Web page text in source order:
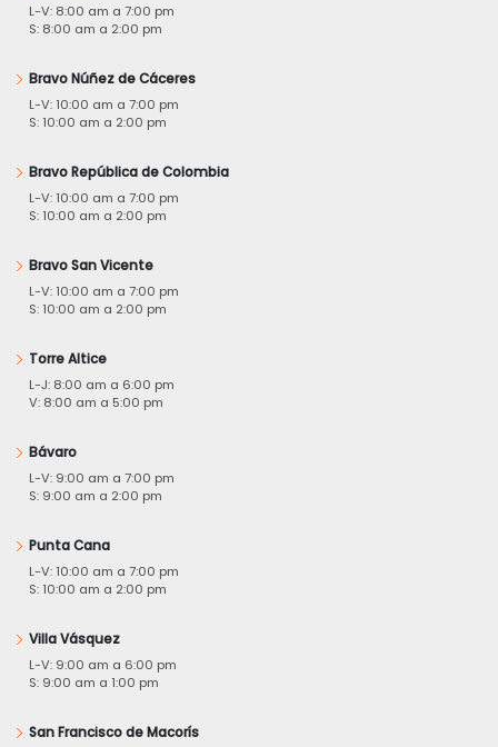
L-V: 8:00 am a 7:00 pm
S: 8:00 am a 2:00 pm
Bravo Núñez de Cáceres
L-V: 10:00 am a 7:00 pm
S: 10:00 am a 2:00 pm
Bravo República de Colombia
L-V: 10:00 am a 7:00 pm
S: 10:00 am a 2:00 pm
Bravo San Vicente
L-V: 10:00 am a 7:00 pm
S: 10:00 am a 2:00 pm
Torre Altice
L-J: 8:00 am a 6:00 pm
V: 8:00 am a 5:00 pm
Bávaro
L-V: 9:00 am a 7:00 pm
S: 9:00 am a 2:00 pm
Punta Cana
L-V: 10:00 am a 7:00 pm
S: 10:00 am a 2:00 pm
Villa Vásquez
L-V: 9:00 am a 6:00 pm
S: 9:00 am a 1:00 pm
San Francisco de Macorís